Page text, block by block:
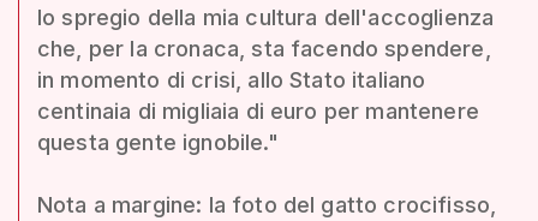
lo spregio della mia cultura dell'accoglienza
che, per la cronaca, sta facendo spendere,
in momento di crisi, allo Stato italiano
centinaia di migliaia di euro per mantenere
questa gente ignobile."
Nota a margine: la foto del gatto crocifisso,